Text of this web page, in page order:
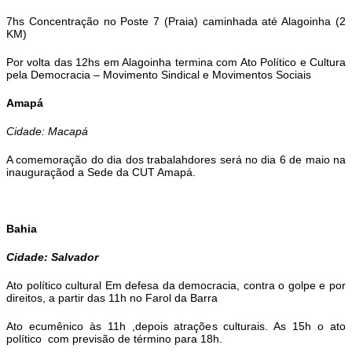
7hs Concentração no Poste 7 (Praia) caminhada até Alagoinha (2
KM)
Por volta das 12hs em Alagoinha termina com Ato Político e Cultura
pela Democracia – Movimento Sindical e Movimentos Sociais
Amapá
Cidade: Macapá
A comemoração do dia dos trabalahdores será no dia 6 de maio na
inauguraçãod a Sede da CUT Amapá.
Bahia
Cidade: Salvador
Ato político cultural Em defesa da democracia, contra o golpe e por
direitos, a partir das 11h no Farol da Barra
Ato ecumênico às 11h ,depois atrações culturais. As 15h o ato
político com previsão de término para 18h.